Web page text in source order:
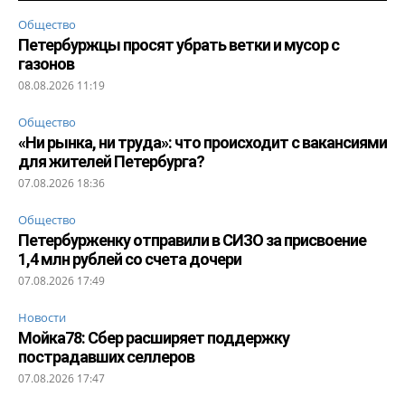
Общество
Петербуржцы просят убрать ветки и мусор с
газонов
08.08.2026 11:19
Общество
«Ни рынка, ни труда»: что происходит с вакансиями
для жителей Петербурга?
07.08.2026 18:36
Общество
Петербурженку отправили в СИЗО за присвоение
1,4 млн рублей со счета дочери
07.08.2026 17:49
Новости
Мойка78: Сбер расширяет поддержку
пострадавших селлеров
07.08.2026 17:47